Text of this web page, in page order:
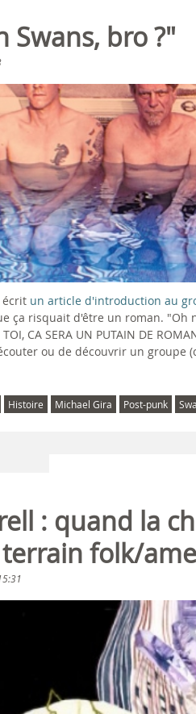
Swans, bro ?"
écrit un article d'introduction au
ça risquait d'être un roman. "Oh
TOI, CA SERA UN PUTAIN DE
ou de découvrir un
Histoire Michael Gira Post-punk
: quand la
folk/